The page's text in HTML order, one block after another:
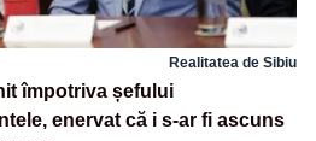
Realitatea de Sibiu
împotriva șefului
enervat că i s-ar fi ascuns